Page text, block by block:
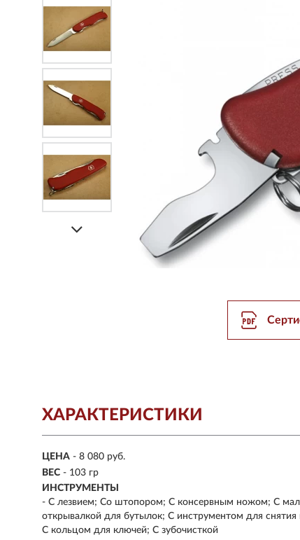
ХАРАКТЕРИСТИКИ
ЦЕНА - 8 080 руб.
ВЕС - 103 гр
ИНСТРУМЕНТЫ
- С лезвием; Со штопором; С консервным ножом; С
открывалкой для бутылок; С инструментом для
С кольцом для ключей; С зубочисткой